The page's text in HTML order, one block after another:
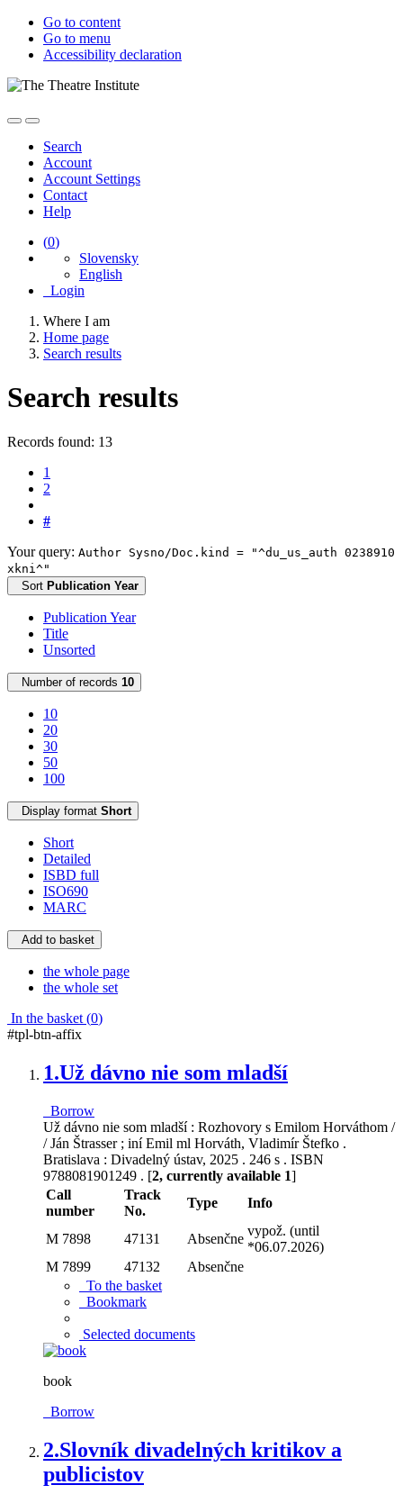
Go to content
Go to menu
Accessibility declaration
Search
Account
Account Settings
Contact
Help
(0)
Slovensky
English
Login
Where I am
Home page
Search results
Search results
Records found: 13
1
2
#
Your query: Author Sysno/Doc.kind = "^du_us_auth 0238910
xkni^"
Sort Publication Year
Publication Year
Title
Unsorted
Number of records 10
10
20
30
50
100
Display format Short
Short
Detailed
ISBD full
ISO690
MARC
Add to basket
the whole page
the whole set
In the basket (0)
#tpl-btn-affix
1.Už dávno nie som mladší
Borrow
Už dávno nie som mladší : Rozhovory s Emilom Horváthom /
/ Ján Štrasser ; iní Emil ml Horváth, Vladimír Štefko .
Bratislava : Divadelný ústav, 2025 . 246 s . ISBN
9788081901249 . [2, currently available 1]
Call
number
Track
No.
Type Info
M 7898 47131 Absenčne
vypož. (until
*06.07.2026)
M 7899
47132
Absenčne
To the basket
Bookmark
Selected documents
book
Borrow
2.Slovník divadelných kritikov a
publicistov